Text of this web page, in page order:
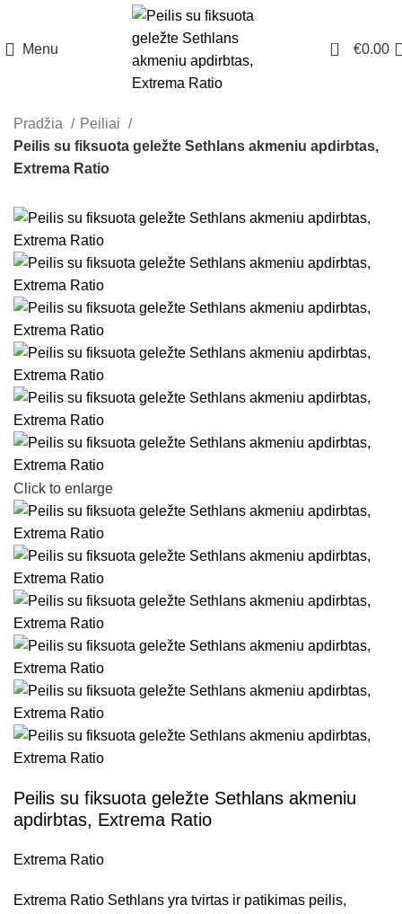
Menu 0 €0.00
Pradžia
Peiliai
Peilis su fiksuota geležte Sethlans akmeniu apdirbtas,
Extrema Ratio
Click to enlarge
Peilis su fiksuota geležte Sethlans akmeniu
apdirbtas, Extrema Ratio
Extrema Ratio
Extrema Ratio Sethlans yra tvirtas ir patikimas peilis,